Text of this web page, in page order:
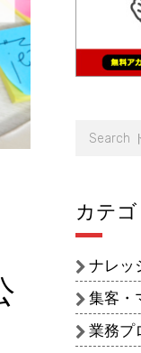
カテ
ナレッ
集客・
業務プ